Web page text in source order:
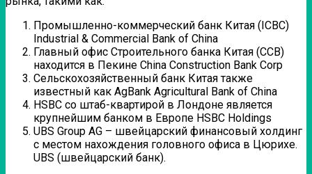
Промышленно-коммерческий банк Китая (ICBC)
Industrial & Commercial Bank of China
Главный офис Строительного банка Китая (CCB)
находится в Пекине China Construction Bank Corp
Сельскохозяйственный банк Китая также
известный как AgBank Agricultural Bank of China
HSBC со штаб-квартирой в Лондоне является
крупнейшим банком в Европе HSBC Holdings
UBS Group AG – швейцарский финансовый холдинг
с местом нахождения головного офиса в Цюрихе.
UBS (швейцарский банк).